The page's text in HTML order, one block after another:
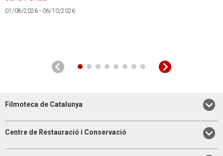
01/08/2026 - 06/10/2026
Filmoteca de Catalunya
Centre de Restauració i Conservació